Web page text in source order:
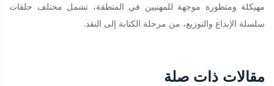
مهيكلة ومتطورة موجهة للمهنيين في المنطقة، تشمل مختلف حلقات
سلسلة الإبداع والتوزيع، من مرحلة الكتابة إلى النقد.
مقالات ذات صلة